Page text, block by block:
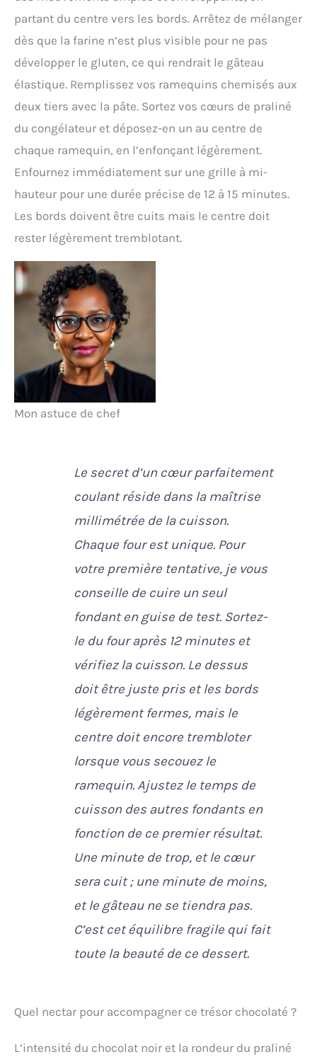
partant du centre vers les bords. Arrêtez de mélanger
dès que la farine n’est plus visible pour ne pas
développer le gluten, ce qui rendrait le gâteau
élastique. Remplissez vos ramequins chemisés aux
deux tiers avec la pâte. Sortez vos cœurs de praliné
du congélateur et déposez-en un au centre de
chaque ramequin, en l’enfonçant légèrement.
Enfournez immédiatement sur une grille à mi-
hauteur pour une durée précise de 12 à 15 minutes.
Les bords doivent être cuits mais le centre doit
rester légèrement tremblotant.
Mon astuce de chef
Le secret d’un cœur parfaitement
coulant réside dans la maîtrise
millimétrée de la cuisson.
Chaque four est unique. Pour
votre première tentative, je vous
conseille de cuire un seul
fondant en guise de test. Sortez-
le du four après 12 minutes et
vérifiez la cuisson. Le dessus
doit être juste pris et les bords
légèrement fermes, mais le
centre doit encore trembloter
lorsque vous secouez le
ramequin. Ajustez le temps de
cuisson des autres fondants en
fonction de ce premier résultat.
Une minute de trop, et le cœur
sera cuit ; une minute de moins,
et le gâteau ne se tiendra pas.
C’est cet équilibre fragile qui fait
toute la beauté de ce dessert.
Quel nectar pour accompagner ce trésor chocolaté ?
L’intensité du chocolat noir et la rondeur du praliné